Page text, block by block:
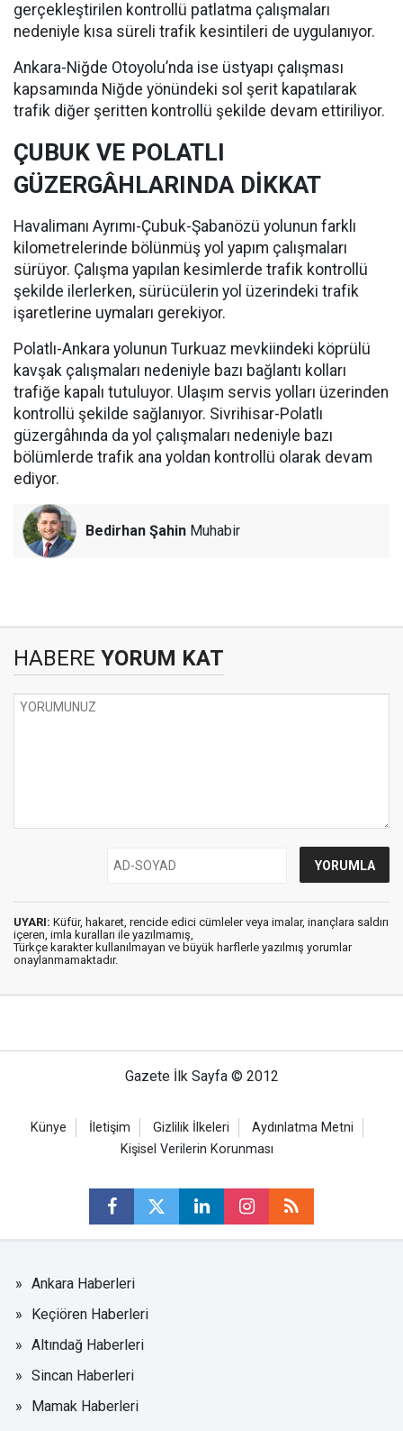
gerçekleştirilen kontrollü patlatma çalışmaları
nedeniyle kısa süreli trafik kesintileri de uygulanıyor.
Ankara-Niğde Otoyolu’nda ise üstyapı çalışması
kapsamında Niğde yönündeki sol şerit kapatılarak
trafik diğer şeritten kontrollü şekilde devam ettiriliyor.
ÇUBUK VE POLATLI
GÜZERGÂHLARINDA DİKKAT
Havalimanı Ayrımı-Çubuk-Şabanözü yolunun farklı
kilometrelerinde bölünmüş yol yapım çalışmaları
sürüyor. Çalışma yapılan kesimlerde trafik kontrollü
şekilde ilerlerken, sürücülerin yol üzerindeki trafik
işaretlerine uymaları gerekiyor.
Polatlı-Ankara yolunun Turkuaz mevkiindeki köprülü
kavşak çalışmaları nedeniyle bazı bağlantı kolları
trafiğe kapalı tutuluyor. Ulaşım servis yolları üzerinden
kontrollü şekilde sağlanıyor. Sivrihisar-Polatlı
güzergâhında da yol çalışmaları nedeniyle bazı
bölümlerde trafik ana yoldan kontrollü olarak devam
ediyor.
Bedirhan Şahin Muhabir
HABERE YORUM KAT
UYARI: Küfür, hakaret, rencide edici cümleler veya imalar, inançlara saldırı
içeren, imla kuralları ile yazılmamış,
Türkçe karakter kullanılmayan ve büyük harflerle yazılmış yorumlar
onaylanmamaktadır.
Gazete İlk Sayfa © 2012
Künye İletişim Gizlilik İlkeleri
Aydınlatma Metni
Kişisel Verilerin Korunması
Ankara Haberleri
Keçiören Haberleri
Altındağ Haberleri
Sincan Haberleri
Mamak Haberleri